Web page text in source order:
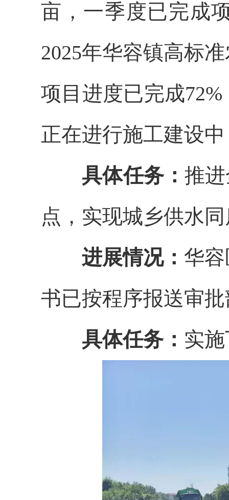
亩，一季度已完成
2025年华容镇高标
项目进度已完成
正在进行施工建设
具体任务：推
点，实现城乡供水
进展情况： 华
书已按程序报送审
具体任务： 实